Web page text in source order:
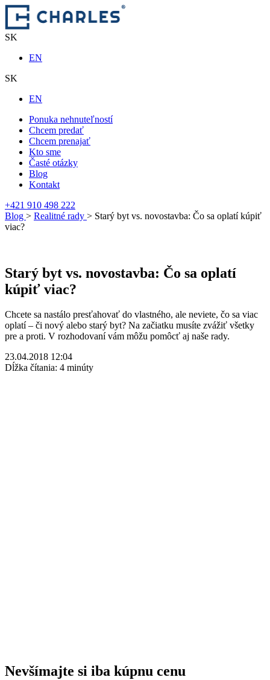
SK
EN
SK
EN
Ponuka nehnuteľností
Chcem predať
Chcem prenajať
Kto sme
Časté otázky
Blog
Kontakt
+421 910 498 222
Blog > Realitné rady > Starý byt vs. novostavba: Čo sa oplatí kúpiť
viac?
Starý byt vs. novostavba: Čo sa oplatí
kúpiť viac?
Chcete sa nastálo presťahovať do vlastného, ale neviete, čo sa viac
oplatí – či nový alebo starý byt? Na začiatku musíte zvážiť všetky
pre a proti. V rozhodovaní vám môžu pomôcť aj naše rady.
23.04.2018 12:04
Dĺžka čítania: 4 minúty
Nevšímajte si iba kúpnu cenu